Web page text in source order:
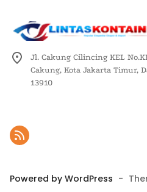
Jl. Cakung Cilincing KEL
Cakung, Kota Jakarta Timur,
13910
Powered by WordPress -